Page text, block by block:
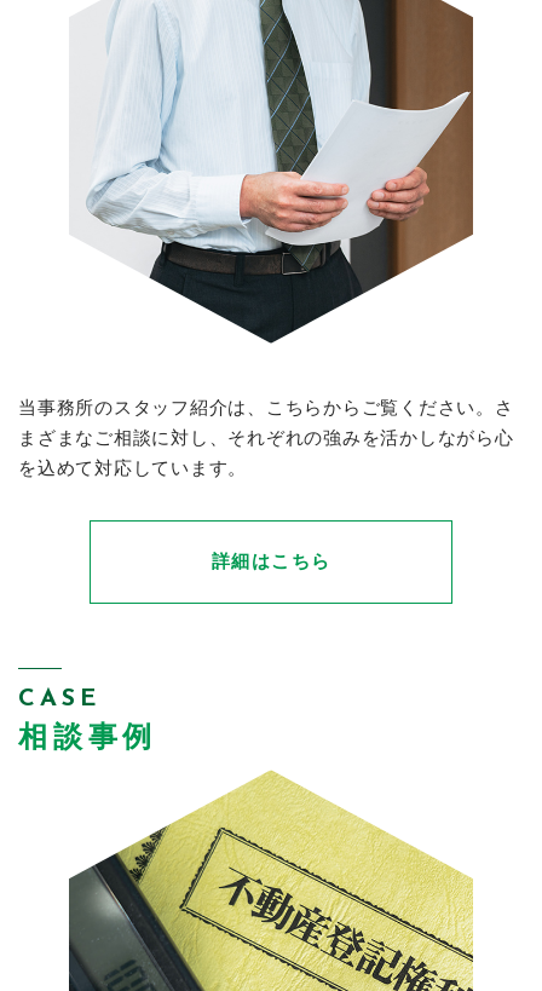
当事務所のスタッフ紹介は、こちらからご覧ください。さ
まざまなご相談に対し、それぞれの強みを活かしながら心
を込めて対応しています。
詳細はこちら
CASE
相談事例